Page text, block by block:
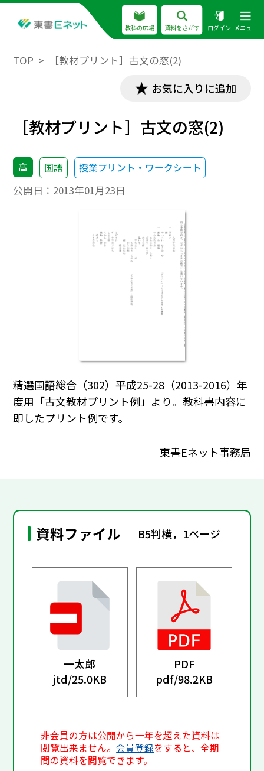
教科の広場 資料をさがす ログイン メニュー
TOP ［教材プリント］古文の窓(2)
お気に入りに追加
［教材プリント］古文の窓(2)
高 国語 授業プリント・ワークシート
公開日： 2013年01月23日
精選国語総合（302）平成25-28（2013-2016）年
度用「古文教材プリント例」より。教科書内容に
即したプリント例です。
東書Eネット事務局
資料ファイル B5判横，1ページ
一太郎
jtd/25.0KB
PDF
pdf/98.2KB
非会員の方は公開から一年を超えた資料は
閲覧出来ません。会員登録をすると、全期
間の資料を閲覧できます。